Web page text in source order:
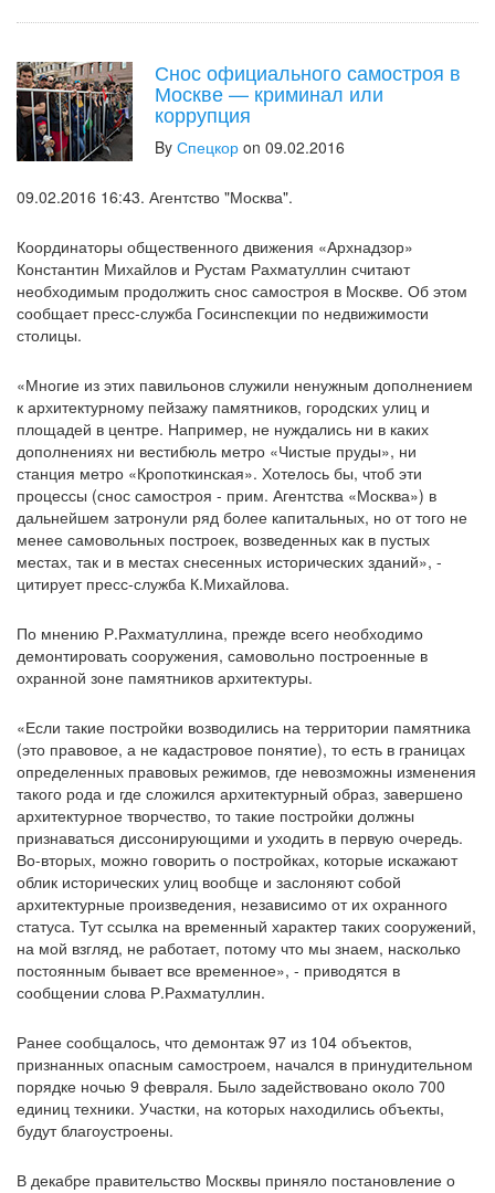
Снос официального самостроя в
Москве — криминал или
коррупция
By Спецкор on 09.02.2016
09.02.2016 16:43. Агентство "Москва".
Координаторы общественного движения «Архнадзор»
Константин Михайлов и Рустам Рахматуллин считают
необходимым продолжить снос самостроя в Москве. Об этом
сообщает пресс-служба Госинспекции по недвижимости
столицы.
«Многие из этих павильонов служили ненужным дополнением
к архитектурному пейзажу памятников, городских улиц и
площадей в центре. Например, не нуждались ни в каких
дополнениях ни вестибюль метро «Чистые пруды», ни
станция метро «Кропоткинская». Хотелось бы, чтоб эти
процессы (снос самостроя - прим. Агентства «Москва») в
дальнейшем затронули ряд более капитальных, но от того не
менее самовольных построек, возведенных как в пустых
местах, так и в местах снесенных исторических зданий», -
цитирует пресс-служба К.Михайлова.
По мнению Р.Рахматуллина, прежде всего необходимо
демонтировать сооружения, самовольно построенные в
охранной зоне памятников архитектуры.
«Если такие постройки возводились на территории памятника
(это правовое, а не кадастровое понятие), то есть в границах
определенных правовых режимов, где невозможны изменения
такого рода и где сложился архитектурный образ, завершено
архитектурное творчество, то такие постройки должны
признаваться диссонирующими и уходить в первую очередь.
Во-вторых, можно говорить о постройках, которые искажают
облик исторических улиц вообще и заслоняют собой
архитектурные произведения, независимо от их охранного
статуса. Тут ссылка на временный характер таких сооружений,
на мой взгляд, не работает, потому что мы знаем, насколько
постоянным бывает все временное», - приводятся в
сообщении слова Р.Рахматуллин.
Ранее сообщалось, что демонтаж 97 из 104 объектов,
признанных опасным самостроем, начался в принудительном
порядке ночью 9 февраля. Было задействовано около 700
единиц техники. Участки, на которых находились объекты,
будут благоустроены.
В декабре правительство Москвы приняло постановление о